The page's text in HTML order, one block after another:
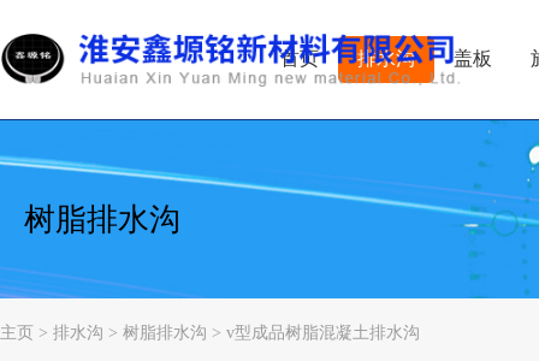
首页 排水沟 盖板
树脂排水沟
主页 > 排水沟 > 树脂排水沟 > v型成品树脂混凝土排水沟